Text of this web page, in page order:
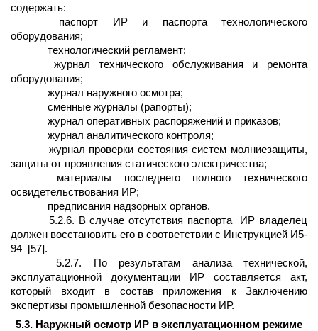
содержать:
паспорт ИР и паспорта технологического
оборудования;
технологический регламент;
журнал технического обслуживания и ремонта
оборудования;
журнал наружного осмотра;
сменные журналы (рапорты);
журнал оперативных распоряжений и приказов;
журнал аналитического контроля;
журнал проверки состояния систем молниезащиты,
защиты от проявления статического электричества;
материалы последнего полного технического
освидетельствования ИР;
предписания надзорных органов.
5.2.6. В случае отсутствия паспорта
ИР владелец
должен восстановить его в соответствии с Инструкцией И5-
94
[57].
5.2.7. По результатам анализа технической,
эксплуатационной документации ИР составляется акт,
который входит в состав приложения к Заключению
экспертизы промышленной безопасности ИР.
5.3. Наружный осмотр ИР в эксплуатационном режиме